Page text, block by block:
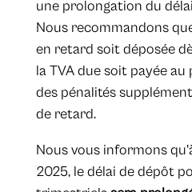
une prolongation du
Nous recommandons
en retard soit déposée
la TVA due soit payée
des pénalités
de retard.
Nous vous informons
2025, le délai de dépôt